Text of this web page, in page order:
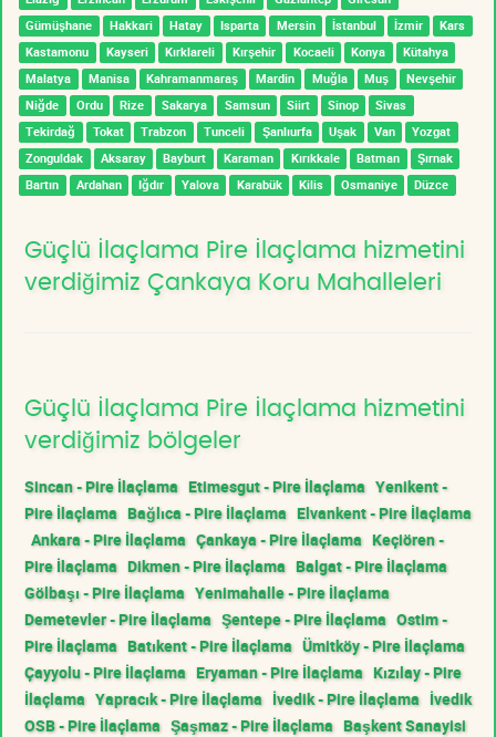
Gümüşhane
Hakkari Hatay Isparta Mersin İstanbul İzmir
Kars
Kastamonu
Kayseri Kırklareli Kırşehir Kocaeli Konya
Kütahya
Malatya
Manisa Kahramanmaraş Mardin Muğla Muş
Nevşehir
Niğde
Ordu Rize Sakarya Samsun Siirt Sinop
Sivas
Tekirdağ
Tokat Trabzon Tunceli Şanlıurfa Uşak Van
Yozgat
Zonguldak
Aksaray Bayburt Karaman Kırıkkale Batman
Şırnak
Bartın
Ardahan Iğdır Yalova Karabük Kilis Osmaniye Düzce
Güçlü İlaçlama Pire İlaçlama hizmetini
verdiğimiz Çankaya Koru Mahalleleri
Güçlü İlaçlama Pire İlaçlama hizmetini
verdiğimiz bölgeler
Sincan - Pire İlaçlama Etimesgut - Pire İlaçlama Yenikent -
Pire İlaçlama Bağlıca - Pire İlaçlama Elvankent - Pire İlaçlama
Ankara - Pire İlaçlama Çankaya - Pire İlaçlama Keçiören -
Pire İlaçlama Dikmen - Pire İlaçlama Balgat - Pire İlaçlama
Gölbaşı - Pire İlaçlama Yenimahalle - Pire İlaçlama
Demetevler - Pire İlaçlama Şentepe - Pire İlaçlama Ostim -
Pire İlaçlama Batıkent - Pire İlaçlama Ümitköy - Pire İlaçlama
Çayyolu - Pire İlaçlama Eryaman - Pire İlaçlama Kızılay - Pire
İlaçlama Yapracık - Pire İlaçlama İvedik - Pire İlaçlama İvedik
OSB - Pire İlaçlama Şaşmaz - Pire İlaçlama Başkent Sanayisi